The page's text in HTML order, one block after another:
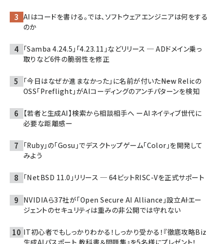
AIはコードを書ける。では、ソフトウェアエンジニアは何をする
のか
「Samba 4.24.5」「4.23.11」などリリース ─ ADドメイン乗っ
取りなど6件の脆弱性を修正
「今日はなぜか進まなかった」に名前が付いた――New Relicの
OSS「Preflight」がAIコーディングのアンチパターンを検知
【若者と生成AI】検索から相談相手へ ーAIネイティブ世代に
必要な距離感ー
「Ruby」の「Gosu」でデスクトップゲーム「Color」を開発して
みよう
「NetBSD 11.0」リリース ─ 64ビットRISC-Vを正式サポート
NVIDIAら37社が「Open Secure AI Alliance」設立――AIエー
ジェントのセキュリティは重みの非公開では守れない
IT初心者でもしっかりわかる！しっかり受かる！『徹底攻略Biz
生成AIパスポート 教科書＆問題集』を5名様にプレゼント！